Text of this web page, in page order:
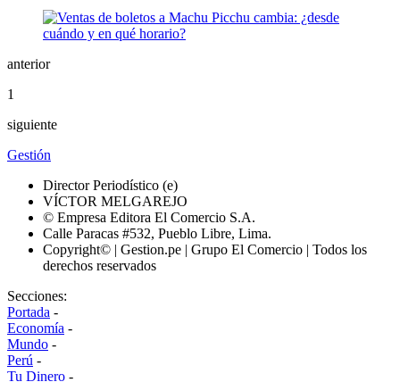
anterior
1
siguiente
Gestión
Director Periodístico (e)
VÍCTOR MELGAREJO
© Empresa Editora El Comercio S.A.
Calle Paracas #532, Pueblo Libre, Lima.
Copyright© | Gestion.pe | Grupo El Comercio | Todos los
derechos reservados
Secciones:
Portada -
Economía -
Mundo -
Perú -
Tu Dinero -